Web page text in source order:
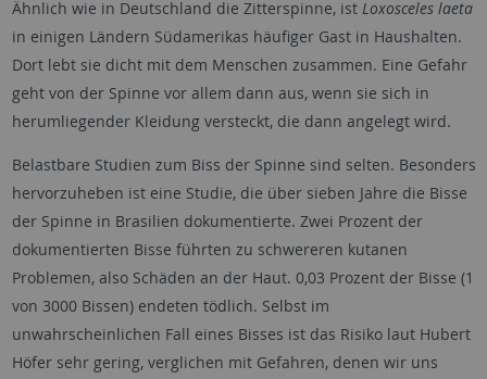
Ähnlich wie in Deutschland die Zitterspinne, ist Loxosceles laeta
in einigen Ländern Südamerikas häufiger Gast in Haushalten.
Dort lebt sie dicht mit dem Menschen zusammen. Eine Gefahr
geht von der Spinne vor allem dann aus, wenn sie sich in
herumliegender Kleidung versteckt, die dann angelegt wird.
Belastbare Studien zum Biss der Spinne sind selten. Besonders
hervorzuheben ist eine Studie, die über sieben Jahre die Bisse
der Spinne in Brasilien dokumentierte. Zwei Prozent der
dokumentierten Bisse führten zu schwereren kutanen
Problemen, also Schäden an der Haut. 0,03 Prozent der Bisse (1
von 3000 Bissen) endeten tödlich. Selbst im
unwahrscheinlichen Fall eines Bisses ist das Risiko laut Hubert
Höfer sehr gering, verglichen mit Gefahren, denen wir uns